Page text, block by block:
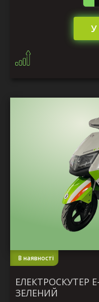
В наявності
ЕЛЕКТРОСКУТЕР
ЗЕЛЕНИЙ